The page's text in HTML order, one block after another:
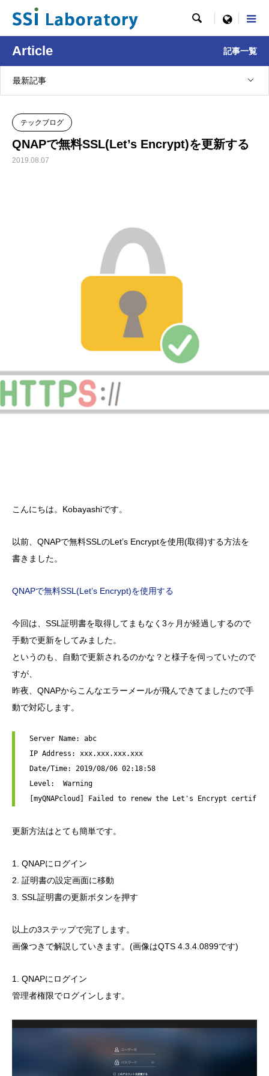
 menu
Article 記事一覧
最新記事
テックブログ
QNAPで無料SSL(Let’s Encrypt)を更新する
2019.08.07
こんにちは。Kobayashiです。
以前、QNAPで無料SSLのLet’s Encryptを使用(取得)する方法を
書きました。
QNAPで無料SSL(Let’s Encrypt)を使用する
今回は、SSL証明書を取得してまもなく3ヶ月が経過しするので
手動で更新をしてみました。
というのも、自動で更新されるのかな？と様子を伺っていたので
すが、
昨夜、QNAPからこんなエラーメールが飛んできてましたので手
動で対応します。
Server Name: abc
IP Address: xxx.xxx.xxx.xxx
Date/Time: 2019/08/06 02:18:58
Level:  Warning
[myQNAPcloud] Failed to renew the Let's Encrypt
更新方法はとても簡単です。
1. QNAPにログイン
2. 証明書の設定画面に移動
3. SSL証明書の更新ボタンを押す
以上の3ステップで完了します。
画像つきで解説していきます。(画像はQTS 4.3.4.0899です)
1. QNAPにログイン
管理者権限でログインします。